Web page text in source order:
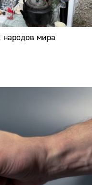
мира